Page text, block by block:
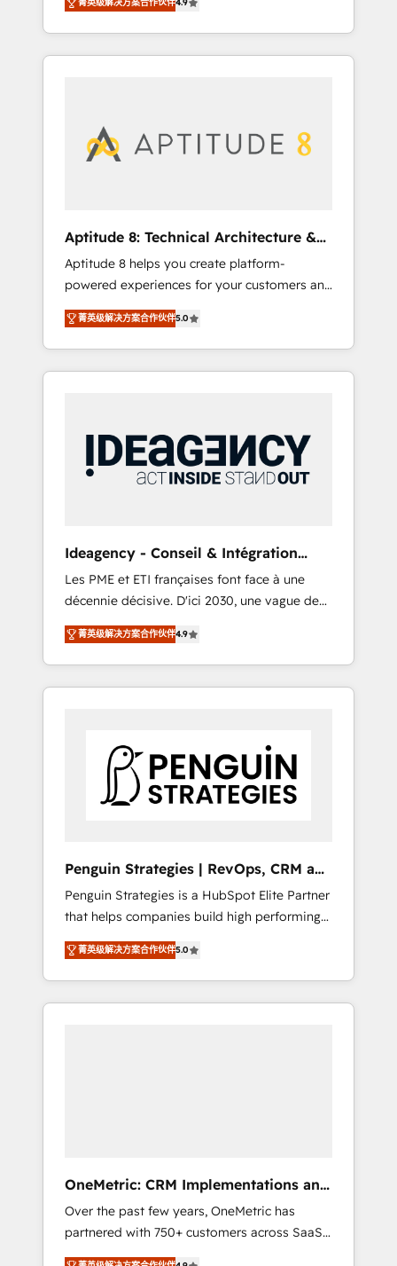
HubSpot dans votre organisation. Pour toute
question technique ou besoin de
structuration de votre projet HubSpot,
nouveaux clients, l'intégration CRM et le
développement des revenus auprès de vos
comptes existants. En France et à
digitale et des startups florissantes. Nos 3
grandes expertises sont : ➤ L’intégration de
synchronisation API, audit et maintenance) ➤
La création de sites internet de conversion
qui transforment les visiteurs en
opportunités d'affaires ➤ La mise en place
de stratégies d'acquisition marketing (SEO,
SEA, inbound, automatisation marketing,
ABM, IA, emailing) Informations clés : - 10 ans
certifications HubSpot cumulées
Aptitude 8: Technical Architecture &
Deployment
Aptitude 8 helps you create platform-
powered experiences for your customers and
teams. We build multi-hub solutions and
orchestrate operations across your entire
tech stack. Aptitude 8 is trusted by top
brands such as Lenovo, Bluetooth,
Association, Randstad, Uber Freight, and
HubSpot itself. We have the largest technical
consulting team of any HubSpot partner and
extensibility. When you work with Aptitude 8,
you get a team – not an individual – with
embedded consulting, strategy,
development, and project management. We
have 100% US-based, FTE team members.
We offer project-based and managed
services engagements that include new
extensibility, custom development, and
ongoing RevOps support.
菁英级解决方案合作伙伴5.0
Ideagency - Conseil & Intégration
HubSpot
Les PME et ETI françaises font face à une
décennie décisive. D'ici 2030, une vague de
consolidation va recomposer le marché.
Seules survivront les entreprises qui auront
réussi leur transformation. Le problème ?
58% des dirigeants savent que l'IA est vitale
leurs données. C'est le paradoxe français :
conscience totale, action nulle. La solution
s'appelle l'Entreprise Augmentée. Ce n'est pas
Pas pour remplacer l'humain, mais pour
l'augmenter. Chez Ideagency, nous
accompagnons cette transformation. D'abord
les fondations : des données unifiées, des
processus alignés. Ensuite l'augmentation :
l'IA là où elle crée de la valeur. Et surtout :
l'humain qui reste au centre. Parce que la
菁英级解决方案合作伙伴4.9
Penguin Strategies | RevOps, CRM and
AI
Penguin Strategies is a HubSpot Elite Partner
that helps companies build high performing
revenue operations across complex sales
cycles, multi system environments and global
SaaS or manufacturing teams. Trusted by
leading enterprises and fast growing scale
rely on for scalable revenue insights.
菁英级解决方案合作伙伴5.0
OneMetric: CRM Implementations and
GTM engineering
Over the past few years, OneMetric has
partnered with 750+ customers across SaaS,
fintech, healthcare, real estate, and other